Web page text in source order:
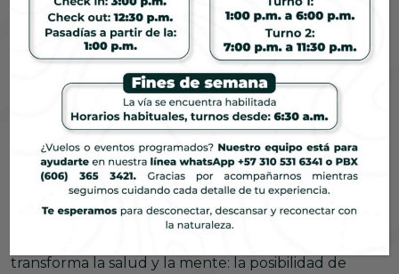
Aves que sanan:
avistamiento para niños y
adultos
Visitar Termales de Santa Rosa de Cabal siempre ha
sido sinónimo de descanso, agua, naturaleza y
transforma la salud y la mente: la posibilidad de